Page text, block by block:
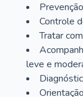
Controle
Tratar
leve e